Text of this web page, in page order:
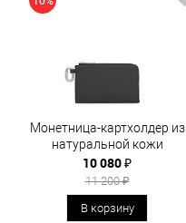
Монетница-картхолдер из
натуральной кожи
10 080 ₽
11 200 ₽
В корзину